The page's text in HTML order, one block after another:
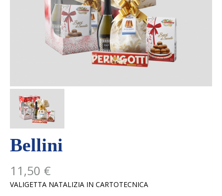
Bellini
11,50 €
VALIGETTA NATALIZIA IN CARTOTECNICA